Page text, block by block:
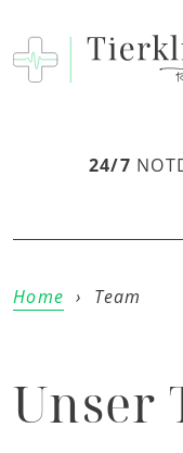
24/7
Home › Team
Unser